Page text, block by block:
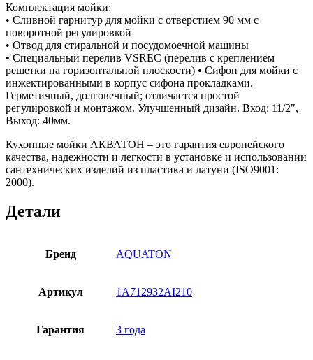
Комплектация мойки:
• Сливной гарнитур для мойки с отверстием 90 мм с
поворотной регулировкой
• Отвод для стиральной и посудомоечной машины
• Специальный перелив VSREC (перелив с креплением
решетки на горизонтальной плоскости) • Сифон для мойки с
инжектированными в корпус сифона прокладками.
Герметичный, долговечный; отличается простой
регулировкой и монтажом. Улучшенный дизайн. Вход: 11/2″,
Выход: 40мм.
Кухонные мойки АКВАТОН – это гарантия европейского
качества, надежности и легкости в установке и использовании
сантехнических изделий из пластика и латуни (ISO9001:
2000).
Детали
Бренд AQUATON
Артикул 1A712932AI210
Гарантия 3 года